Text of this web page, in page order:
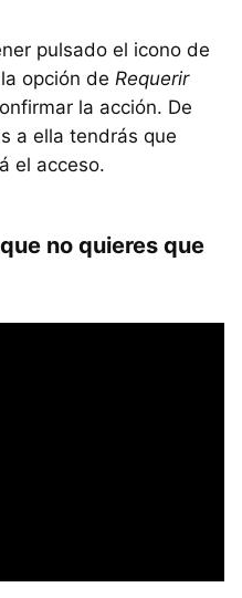
pulsado el icono de
opción de Requerir
la acción. De
a ella tendrás que
el acceso.
no quieres que